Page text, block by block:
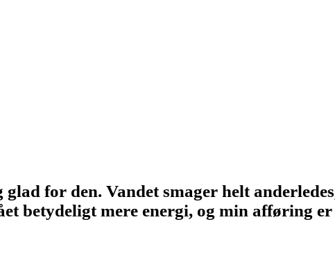
for den. Vandet smager helt
betydeligt mere energi, og min afføring er